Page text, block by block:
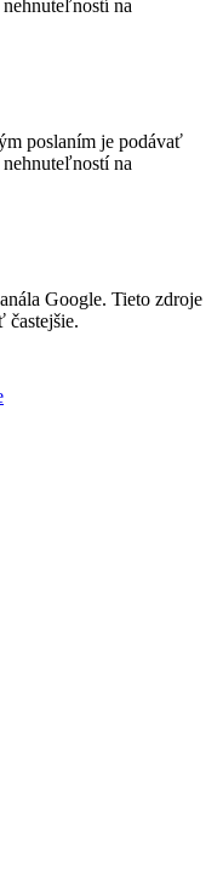
na
poslaním je podávať
na
Google. Tieto zdroje
častejšie.